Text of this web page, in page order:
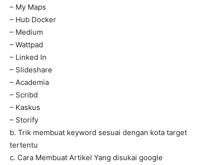
– My Maps
– Hub Docker
– Medium
– Wattpad
– Linked In
– Slideshare
– Academia
– Scribd
– Kaskus
– Storify
b. Trik membuat keyword sesuai dengan kota target
tertentu
c. Cara Membuat Artikel Yang disukai google